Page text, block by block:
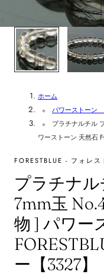
ホーム
パワーストーン
プラチナルチル
ワーストーン 天然石
FORESTBLUE - フォレ
プラチナ
7mm玉
物 ] パワー
ー【3327】